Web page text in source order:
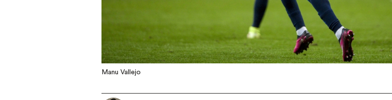
Manu Vallejo